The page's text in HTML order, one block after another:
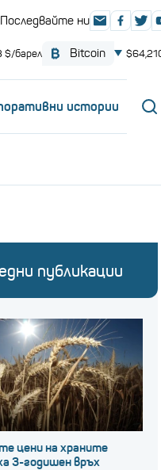
истории
публикации
цени на храните
3-годишен връх